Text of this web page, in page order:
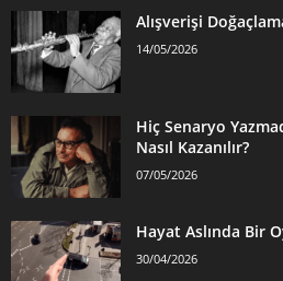
Alışverişi
14/05/2026
Hiç Senaryo
Nasıl Kazanılır?
07/05/2026
Hayat Aslında Bir
30/04/2026